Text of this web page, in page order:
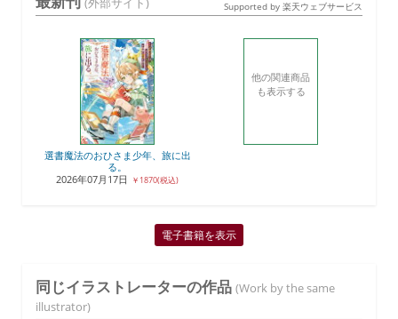
Supported by 楽天ウェブサービス
選書魔法のおひさま少年、旅に出
る。
2026年07月17日
￥1870(税込)
他の関連商品
も表示する
電子書籍を表示
同じイラストレーターの作品 (Work by the same
illustrator)